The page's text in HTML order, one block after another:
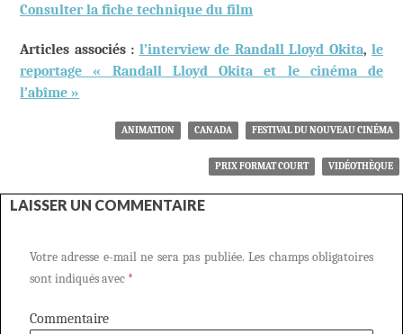
Consulter la fiche technique du film
Articles associés : l’interview de Randall Lloyd Okita, le
reportage « Randall Lloyd Okita et le cinéma de
l’abîme »
ANIMATION CANADA FESTIVAL DU NOUVEAU CINÉMA
PRIX FORMAT COURT VIDÉOTHÈQUE
LAISSER UN COMMENTAIRE
Votre adresse e-mail ne sera pas publiée. Les champs obligatoires
sont indiqués avec *
Commentaire